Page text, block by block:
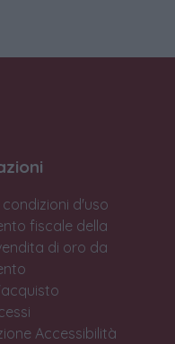
condizioni d'uso
fiscale della
di oro da
Accessibilità